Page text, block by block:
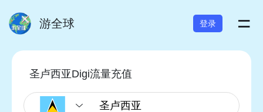
游全球 登录 =
圣卢西亚Digi流量充值